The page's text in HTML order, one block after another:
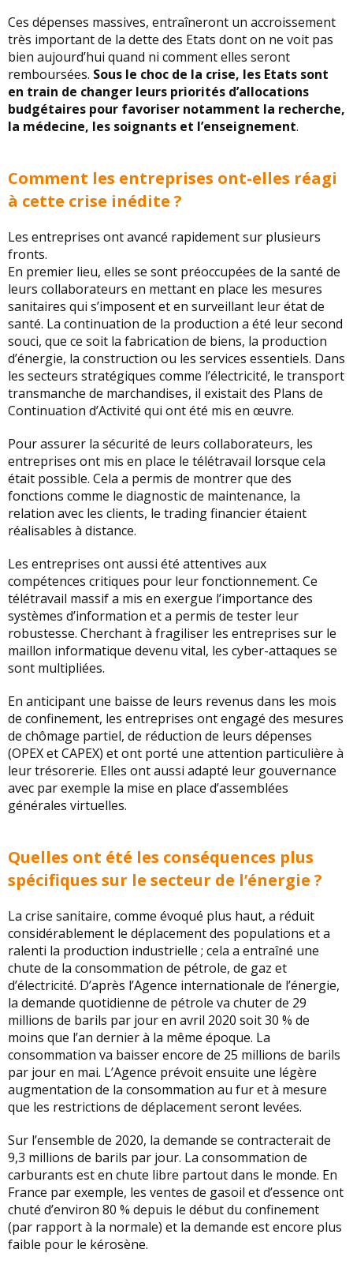
Ces dépenses massives, entraîneront un accroissement
très important de la dette des Etats dont on ne voit pas
bien aujourd’hui quand ni comment elles seront
remboursées. Sous le choc de la crise, les Etats sont
en train de changer leurs priorités d’allocations
budgétaires pour favoriser notamment la recherche,
la médecine, les soignants et l’enseignement.
Comment les entreprises ont-elles réagi
à cette crise inédite ?
Les entreprises ont avancé rapidement sur plusieurs
fronts.
En premier lieu, elles se sont préoccupées de la santé de
leurs collaborateurs en mettant en place les mesures
sanitaires qui s’imposent et en surveillant leur état de
santé. La continuation de la production a été leur second
souci, que ce soit la fabrication de biens, la production
d’énergie, la construction ou les services essentiels. Dans
les secteurs stratégiques comme l’électricité, le transport
transmanche de marchandises, il existait des Plans de
Continuation d’Activité qui ont été mis en œuvre.
Pour assurer la sécurité de leurs collaborateurs, les
entreprises ont mis en place le télétravail lorsque cela
était possible. Cela a permis de montrer que des
fonctions comme le diagnostic de maintenance, la
relation avec les clients, le trading financier étaient
réalisables à distance.
Les entreprises ont aussi été attentives aux
compétences critiques pour leur fonctionnement. Ce
télétravail massif a mis en exergue l’importance des
systèmes d’information et a permis de tester leur
robustesse. Cherchant à fragiliser les entreprises sur le
maillon informatique devenu vital, les cyber-attaques se
sont multipliées.
En anticipant une baisse de leurs revenus dans les mois
de confinement, les entreprises ont engagé des mesures
de chômage partiel, de réduction de leurs dépenses
(OPEX et CAPEX) et ont porté une attention particulière à
leur trésorerie. Elles ont aussi adapté leur gouvernance
avec par exemple la mise en place d’assemblées
générales virtuelles.
Quelles ont été les conséquences plus
spécifiques sur le secteur de l’énergie ?
La crise sanitaire, comme évoqué plus haut, a réduit
considérablement le déplacement des populations et a
ralenti la production industrielle ; cela a entraîné une
chute de la consommation de pétrole, de gaz et
d’électricité. D’après l’Agence internationale de l’énergie,
la demande quotidienne de pétrole va chuter de 29
millions de barils par jour en avril 2020 soit 30 % de
moins que l’an dernier à la même époque. La
consommation va baisser encore de 25 millions de barils
par jour en mai. L’Agence prévoit ensuite une légère
augmentation de la consommation au fur et à mesure
que les restrictions de déplacement seront levées.
Sur l’ensemble de 2020, la demande se contracterait de
9,3 millions de barils par jour. La consommation de
carburants est en chute libre partout dans le monde. En
France par exemple, les ventes de gasoil et d’essence ont
chuté d’environ 80 % depuis le début du confinement
(par rapport à la normale) et la demande est encore plus
faible pour le kérosène.